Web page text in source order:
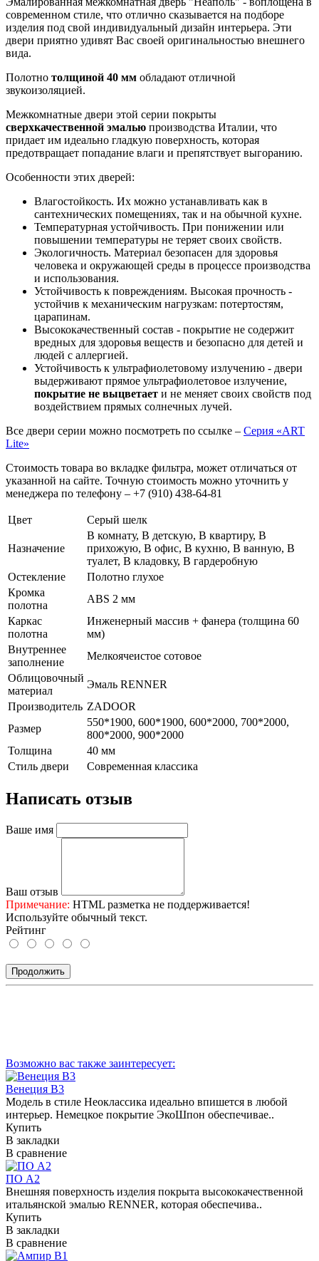
современном стиле, что отлично сказывается на подборе
изделия под свой индивидуальный дизайн интерьера. Эти
двери приятно удивят Вас своей оригинальностью внешнего
вида.
Полотно толщиной 40 мм обладают отличной
звукоизоляцией.
Межкомнатные двери этой серии покрыты
сверхкачественной эмалью производства Италии, что
придает им идеально гладкую поверхность, которая
предотвращает попадание влаги и препятствует выгоранию.
Особенности этих дверей:
Влагостойкость. Их можно устанавливать как в
сантехнических помещениях, так и на обычной кухне.
Температурная устойчивость. При понижении или
повышении температуры не теряет своих свойств.
Экологичность. Материал безопасен для здоровья
человека и окружающей среды в процессе производства
и использования.
Устойчивость к повреждениям. Высокая прочность -
устойчив к механическим нагрузкам: потертостям,
царапинам.
Высококачественный состав - покрытие не содержит
вредных для здоровья веществ и безопасно для детей и
людей с аллергией.
Устойчивость к ультрафиолетовому излучению - двери
выдерживают прямое ультрафиолетовое излучение,
покрытие не выцветает и не меняет своих свойств под
воздействием прямых солнечных лучей.
Все двери серии можно посмотреть по ссылке – Серия «ART
Lite»
Стоимость товара во вкладке фильтра, может отличаться от
указанной на сайте. Точную стоимость можно уточнить у
менеджера по телефону – +7 (910) 438-64-81
Цвет Серый шелк
Назначение
В комнату, В детскую, В квартиру, В
прихожую, В офис, В кухню, В ванную, В
туалет, В кладовку, В гардеробную
Остекление
Полотно глухое
Кромка
полотна
ABS 2 мм
Каркас
полотна
Инженерный массив + фанера (толщина 60
мм)
Внутреннее
заполнение
Мелкоячеистое сотовое
Облицовочный
материал
Эмаль RENNER
Производитель ZADOOR
Размер
550*1900, 600*1900, 600*2000, 700*2000,
800*2000, 900*2000
Толщина
40 мм
Стиль двери
Современная классика
Написать отзыв
Ваше имя
Ваш отзыв
Примечание: HTML разметка не поддерживается!
Используйте обычный текст.
Рейтинг
Продолжить
Возможно вас также заинтересует:
Венеция В3
Модель в стиле Неоклассика идеально впишется в любой
интерьер. Немецкое покрытие ЭкоШпон обеспечивае..
Купить
В закладки
В сравнение
ПО А2
Внешняя поверхность изделия покрыта высококачественной
итальянской эмалью RENNER, которая обеспечива..
Купить
В закладки
В сравнение